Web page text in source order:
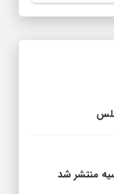
منتشر شد